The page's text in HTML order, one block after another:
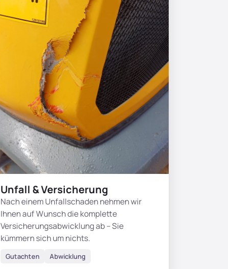
Unfall & Versicherung
Nach einem Unfallschaden nehmen wir
Ihnen auf Wunsch die komplette
Versicherungsabwicklung ab – Sie
kümmern sich um nichts.
Gutachten Abwicklung